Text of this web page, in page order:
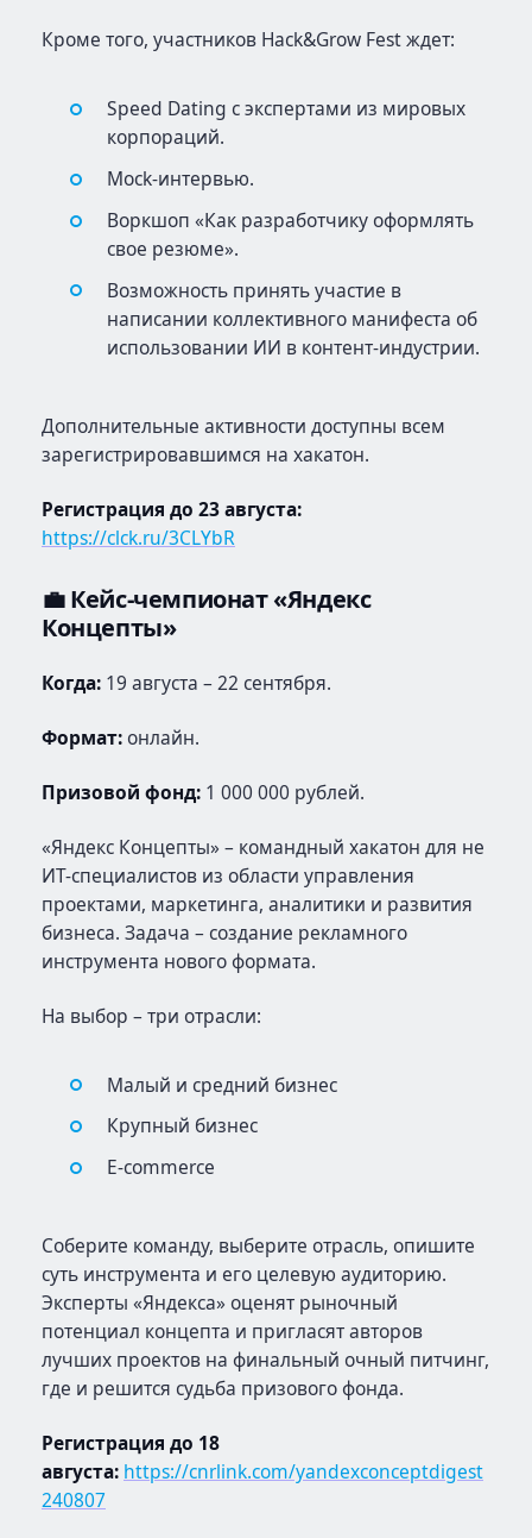
Кроме того, участников Hack&Grow Fest ждет:
Speed Dating с экспертами из мировых
корпораций.
Mock-интервью.
Воркшоп «Как разработчику оформлять
свое резюме».
Возможность принять участие в
написании коллективного манифеста об
использовании ИИ в контент-индустрии.
Дополнительные активности доступны всем
зарегистрировавшимся на хакатон.
Регистрация до 23 августа:
https://clck.ru/3CLYbR
💼 Кейс-чемпионат «Яндекс
Концепты»
Когда: 19 августа – 22 сентября.
Формат:онлайн.
Призовой фонд: 1 000 000 рублей.
«Яндекс Концепты» – командный хакатон для не
ИТ-специалистов из области управления
проектами, маркетинга, аналитики и развития
бизнеса. Задача – создание рекламного
инструмента нового формата.
На выбор – три отрасли:
Малый и средний бизнес
Крупный бизнес
E-commerce
Соберите команду, выберите отрасль, опишите
суть инструмента и его целевую аудиторию.
Эксперты «Яндекса» оценят рыночный
потенциал концепта и пригласят авторов
лучших проектов на финальный очный питчинг,
где и решится судьба призового фонда.
Регистрация до 18
августа: https://cnrlink.com/yandexconceptdigest
240807